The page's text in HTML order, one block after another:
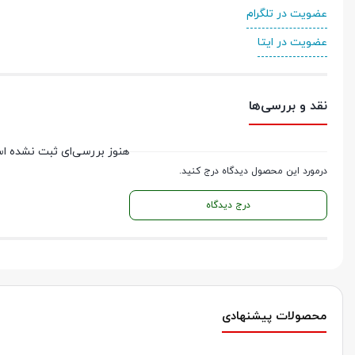
عضویت در تلگرام
عضویت در ایتا
نقد و بررسی‌ها
درمورد این محصول دیدگاه درج کنید.
درج دیدگاه
هنوز بررسی‌ای ثبت نشده
محصولات پیشنهادی